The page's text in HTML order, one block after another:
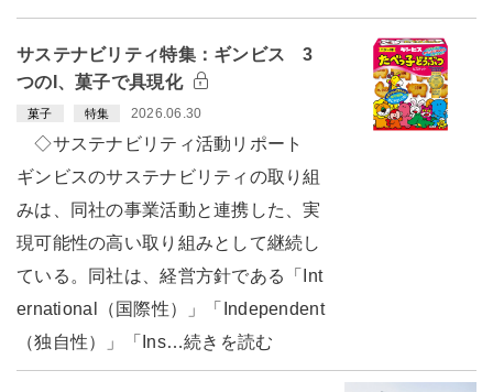
サステナビリティ特集：ギンビス 3
つのI、菓子で具現化
菓子 特集 2026.06.30
◇サステナビリティ活動リポート
ギンビスのサステナビリティの取り組
みは、同社の事業活動と連携した、実
現可能性の高い取り組みとして継続し
ている。同社は、経営方針である「Int
ernational（国際性）」「Independent
（独自性）」「Ins…続きを読む